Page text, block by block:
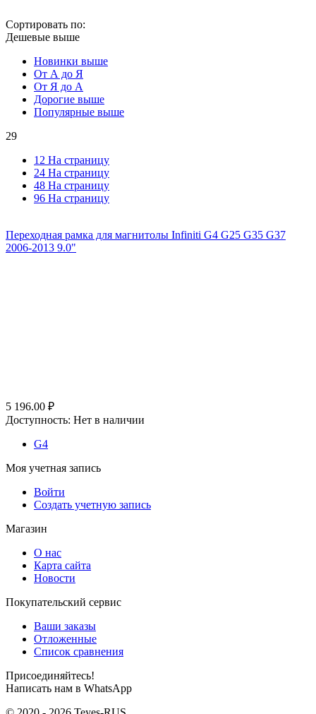
Сортировать по:
Дешевые выше
Новинки выше
От А до Я
От Я до А
Дорогие выше
Популярные выше
29
12 На страницу
24 На страницу
48 На страницу
96 На страницу
Переходная рамка для магнитолы Infiniti G4 G25 G35 G37
2006-2013 9.0"
5 196.00 ₽
Доступность: Нет в наличии
G4
Моя учетная запись
Войти
Создать учетную запись
Магазин
О нас
Карта сайта
Новости
Покупательский сервис
Ваши заказы
Отложенные
Список сравнения
Присоединяйтесь!
Написать нам в WhatsApp